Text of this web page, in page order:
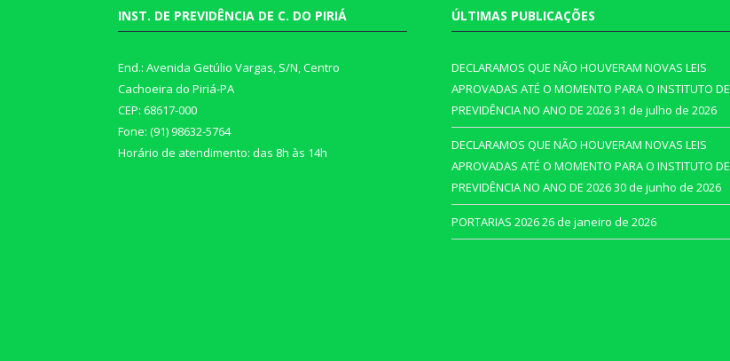
INST. DE PREVIDÊNCIA DE C. DO PIRIÁ
End.: Avenida Getúlio Vargas, S/N, Centro
Cachoeira do Piriá-PA
CEP: 68617-000
Fone: (91) 98632-5764
Horário de atendimento: das 8h às 14h
ÚLTIMAS PUBLICAÇÕES
DECLARAMOS QUE NÃO HOUVERAM NOVAS LEIS
APROVADAS ATÉ O MOMENTO PARA O INSTITUTO DE
PREVIDÊNCIA NO ANO DE 202631 de julho de 2026
DECLARAMOS QUE NÃO HOUVERAM NOVAS LEIS
APROVADAS ATÉ O MOMENTO PARA O INSTITUTO DE
PREVIDÊNCIA NO ANO DE 202630 de junho de 2026
PORTARIAS 202626 de janeiro de 2026